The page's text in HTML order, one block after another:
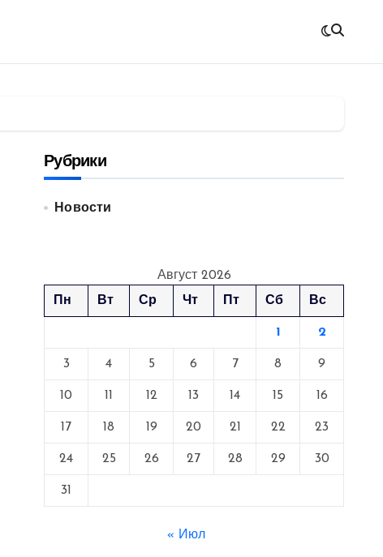
Рубрики
Новости
Август 2026
Пн
Вт Ср Чт Пт Сб Вс
1 2
3 4 5 6 7 8 9
10 11 12 13 14 15 16
17 18 19 20 21 22 23
24 25 26 27 28 29 30
31
« Июл